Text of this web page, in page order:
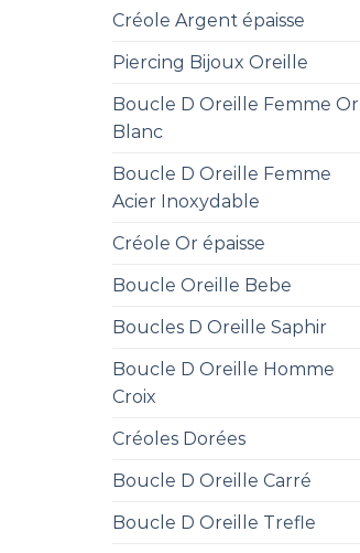
Créole Argent épaisse
Piercing Bijoux Oreille
Boucle D Oreille Femme Or
Blanc
Boucle D Oreille Femme
Acier Inoxydable
Créole Or épaisse
Boucle Oreille Bebe
Boucles D Oreille Saphir
Boucle D Oreille Homme
Croix
Créoles Dorées
Boucle D Oreille Carré
Boucle D Oreille Trefle